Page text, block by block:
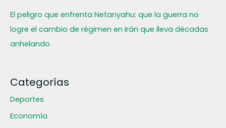
El peligro que enfrenta Netanyahu: que la guerra no
logre el cambio de régimen en Irán que lleva décadas
anhelando
Categorías
Deportes
Economía